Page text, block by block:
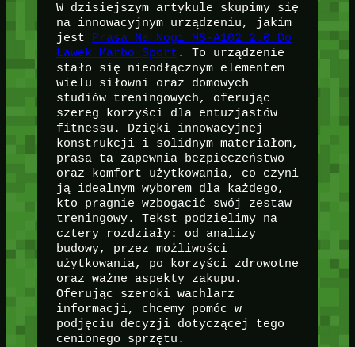
W dzisiejszym artykule skupimy się
na innowacyjnym urządzeniu, jakim
jest Prasa Na Nogi MS-A102 2.0 Do
Ławek Marbo Sport . To urządzenie
stało się nieodłącznym elementem
wielu siłowni oraz domowych
studiów treningowych, oferując
szereg korzyści dla entuzjastów
fitnessu. Dzięki innowacyjnej
konstrukcji i solidnym materiałom,
prasa ta zapewnia bezpieczeństwo
oraz komfort użytkowania, co czyni
ją idealnym wyborem dla każdego,
kto pragnie wzbogacić swój zestaw
treningowy. Tekst podzielimy na
cztery rozdziały: od analizy
budowy, przez możliwości
użytkowania, po korzyści zdrowotne
oraz ważne aspekty zakupu.
Oferując szeroki wachlarz
informacji, chcemy pomóc w
podjęciu decyzji dotyczącej tego
cenionego sprzętu.